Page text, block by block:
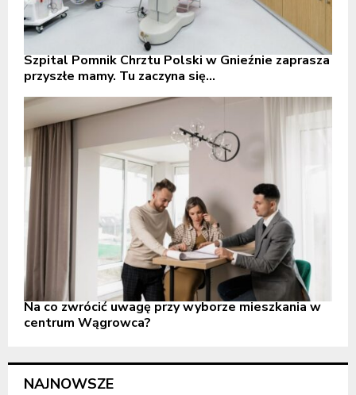
Szpital Pomnik Chrztu Polski w Gnieźnie zaprasza
przyszłe mamy. Tu zaczyna się...
Na co zwrócić uwagę przy wyborze mieszkania w
centrum Wągrowca?
NAJNOWSZE